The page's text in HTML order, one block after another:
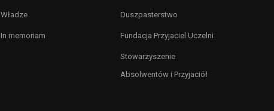
Władze
In memoriam
Duszpasterstwo
Fundacja Przyjaciel Uczelni
Stowarzyszenie
Absolwentów i Przyjaciół